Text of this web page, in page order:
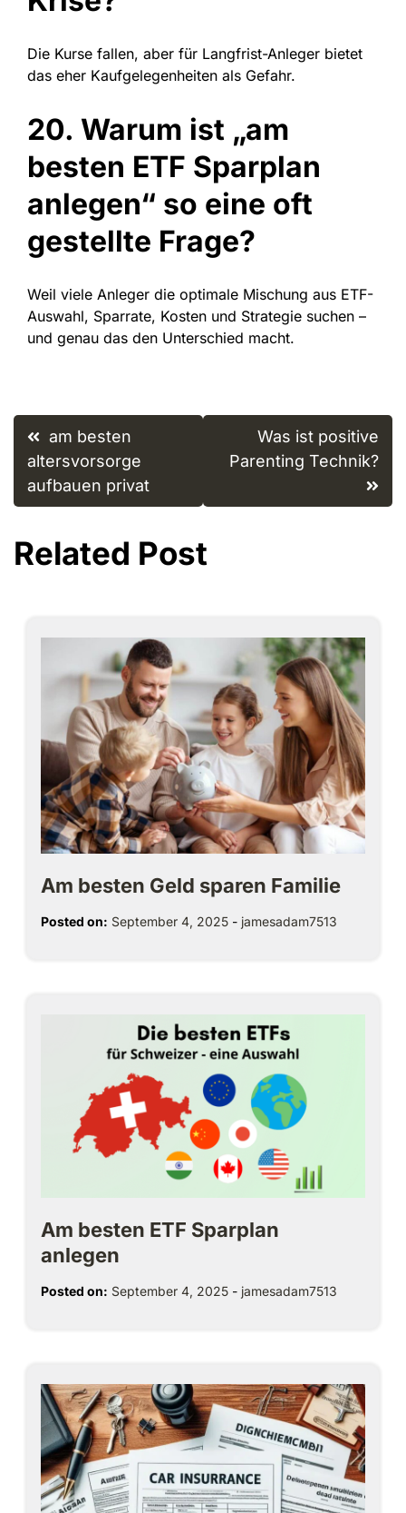
Die Kurse fallen, aber für Langfrist-Anleger bietet
das eher Kaufgelegenheiten als Gefahr.
20. Warum ist „am
besten ETF Sparplan
anlegen“ so eine oft
gestellte Frage?
Weil viele Anleger die optimale Mischung aus ETF-
Auswahl, Sparrate, Kosten und Strategie suchen –
und genau das den Unterschied macht.
Post
navigation
am besten
altersvorsorge
aufbauen privat
Was ist positive
Parenting Technik?
Related Post
Am besten Geld sparen Familie
Posted on: September 4, 2025 - jamesadam7513
Am besten ETF Sparplan
anlegen
Posted on: September 4, 2025 - jamesadam7513